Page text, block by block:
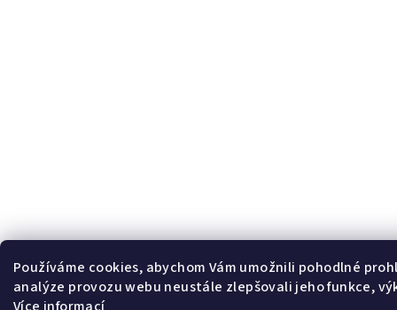
Používáme cookies, abychom Vám umožnili pohodlné
analýze provozu webu neustále zlepšovali jeho funkce,